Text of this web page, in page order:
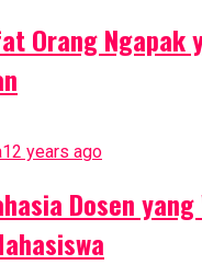
Orang Ngapak
12 years ago
Dosen yang